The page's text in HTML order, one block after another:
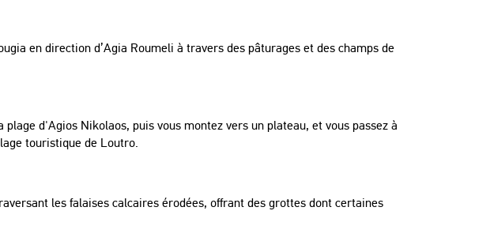
en direction d’Agia Roumeli à travers des pâturages et des champs de
d'Agios Nikolaos, puis vous montez vers un plateau, et vous passez à
touristique de Loutro.
les falaises calcaires érodées, offrant des grottes dont certaines